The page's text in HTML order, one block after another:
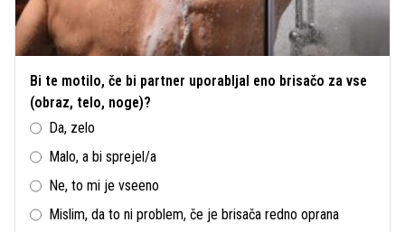
Bi te motilo, če bi partner uporabljal eno brisačo za vse
(obraz, telo, noge)?
Da, zelo
Malo, a bi sprejel/a
Ne, to mi je vseeno
Mislim, da to ni problem, če je brisača redno oprana